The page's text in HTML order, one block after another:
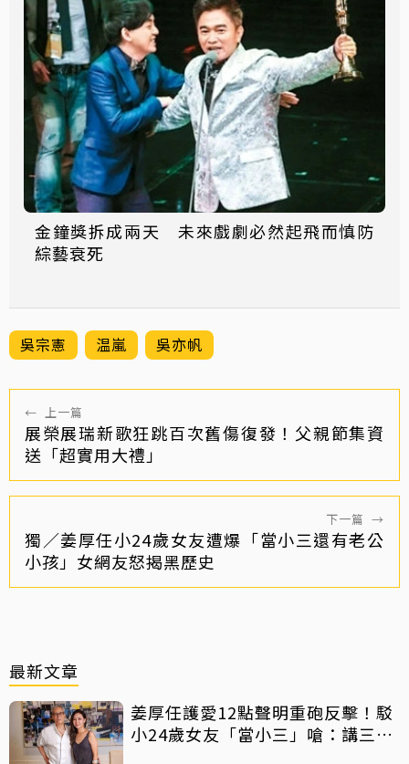
金鐘獎拆成兩天 未來戲劇必然起飛而慎防
綜藝衰死
吳宗憲 温嵐 吳亦帆
← 上一篇
展榮展瑞新歌狂跳百次舊傷復發！父親節集資
送「超實用大禮」
下一篇 →
獨／姜厚任小24歲女友遭爆「當小三還有老公
小孩」女網友怒揭黑歷史
最新文章
姜厚任護愛12點聲明重砲反擊！駁
小24歲女友「當小三」嗆：講三